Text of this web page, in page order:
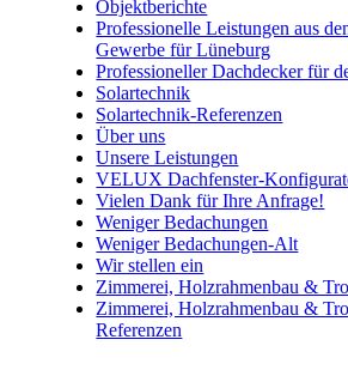
Objektberichte
Professionelle Leistungen aus
Gewerbe für Lüneburg
Professioneller Dachdecker für
Solartechnik
Solartechnik-Referenzen
Über uns
Unsere Leistungen
VELUX Dachfenster-
Vielen Dank für Ihre Anfrage!
Weniger Bedachungen
Weniger Bedachungen-Alt
Wir stellen ein
Zimmerei, Holzrahmenbau &
Zimmerei, Holzrahmenbau &
Referenzen